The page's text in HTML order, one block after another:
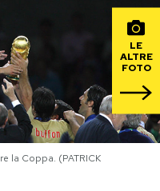
Mondiali calcio 2026
LE
ALTRE
FOTO
la Coppa. (PATRICK